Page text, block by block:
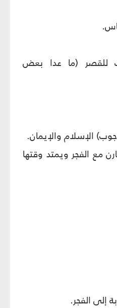
للقصر (ما عدا بعض
الإسلام والإيمان.
مع الفجر ويمتد وقتها